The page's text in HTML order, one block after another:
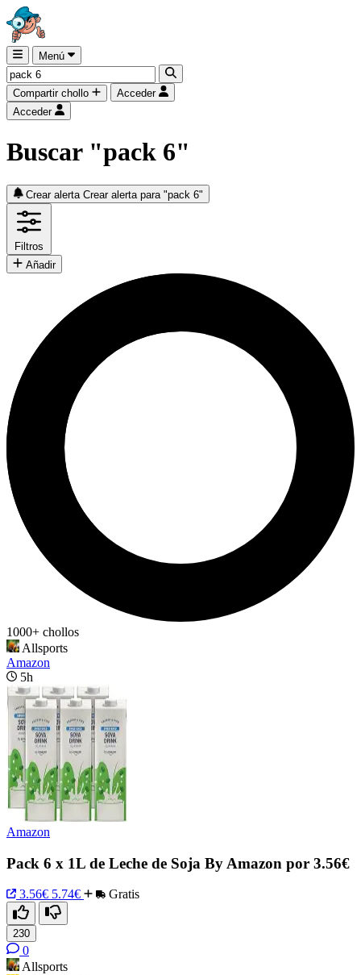
Menú
Compartir chollo
Acceder
Acceder
Buscar "pack 6"
Crear alerta Crear alerta para "pack 6"
Filtros
Añadir
1000+ chollos
Allsports
Amazon
5h
Amazon
Pack 6 x 1L de Leche de Soja By Amazon por 3.56€
3.56€ 5.74€ Gratis
230
0
Allsports